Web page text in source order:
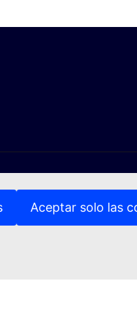
Aceptar solo las